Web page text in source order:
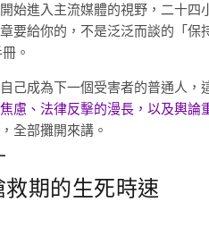
始進入主流媒體的視野，二十四
要給你的，不是泛泛而談的「保
。
己成為下一個受害者的普通人，
慮、法律反擊的漫長，以及輿論
全部攤開來講。
期的生死時速